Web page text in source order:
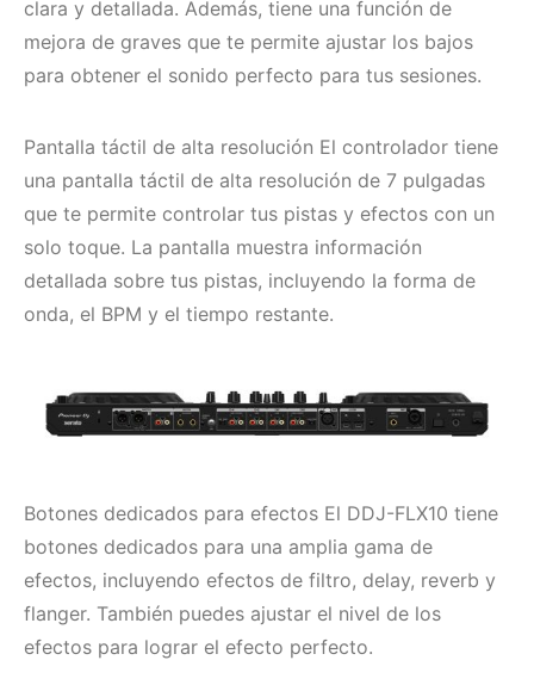
clara y detallada. Además, tiene una función de
mejora de graves que te permite ajustar los bajos
para obtener el sonido perfecto para tus sesiones.
Pantalla táctil de alta resolución El controlador tiene
una pantalla táctil de alta resolución de 7 pulgadas
que te permite controlar tus pistas y efectos con un
solo toque. La pantalla muestra información
detallada sobre tus pistas, incluyendo la forma de
onda, el BPM y el tiempo restante.
Botones dedicados para efectos El DDJ-FLX10 tiene
botones dedicados para una amplia gama de
efectos, incluyendo efectos de filtro, delay, reverb y
flanger. También puedes ajustar el nivel de los
efectos para lograr el efecto perfecto.